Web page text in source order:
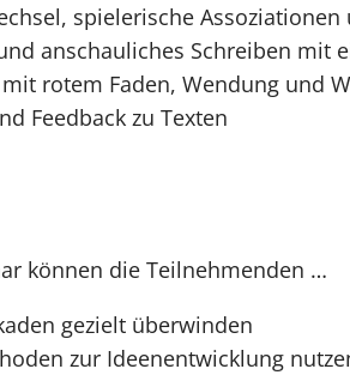
spielerische
anschauliches Schreiben mit
rotem Faden, Wendung und
Feedback zu Texten
können die Teilnehmenden …
gezielt überwinden
zur Ideenentwicklung